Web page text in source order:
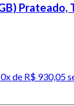
Prateado,
de R$ 930,05